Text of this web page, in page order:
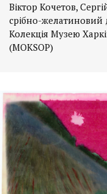
Віктор Кочетов,
срібно-желатиновий
Колекція Музею
(MOKSOP)